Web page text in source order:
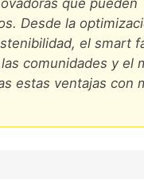
que pueden
Desde la
el smart
comunidades y el
estas ventajas con